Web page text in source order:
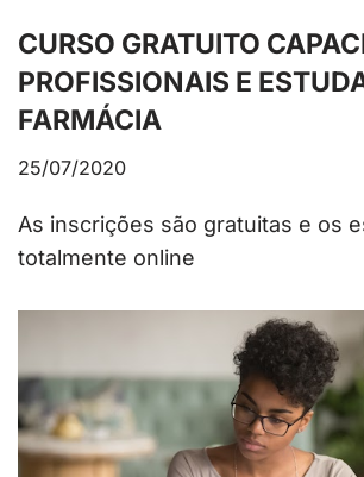
CURSO GRATUITO
PROFISSIONAIS E
FARMÁCIA
25/07/2020
As inscrições são gratuitas e os
totalmente online